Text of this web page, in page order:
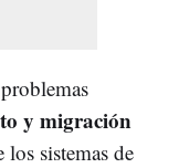
y migración
sistemas de